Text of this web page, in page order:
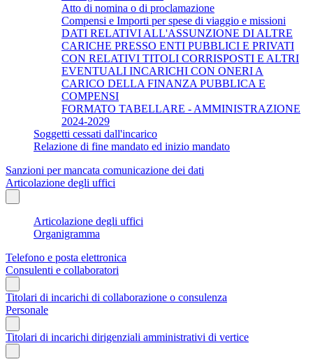
Atto di nomina o di proclamazione
Compensi e Importi per spese di viaggio e missioni
DATI RELATIVI ALL'ASSUNZIONE DI ALTRE
CARICHE PRESSO ENTI PUBBLICI E PRIVATI
CON RELATIVI TITOLI CORRISPOSTI E ALTRI
EVENTUALI INCARICHI CON ONERI A
CARICO DELLA FINANZA PUBBLICA E
COMPENSI
FORMATO TABELLARE - AMMINISTRAZIONE
2024-2029
Soggetti cessati dall'incarico
Relazione di fine mandato ed inizio mandato
Sanzioni per mancata comunicazione dei dati
Articolazione degli uffici
Articolazione degli uffici
Organigramma
Telefono e posta elettronica
Consulenti e collaboratori
Titolari di incarichi di collaborazione o consulenza
Personale
Titolari di incarichi dirigenziali amministrativi di vertice